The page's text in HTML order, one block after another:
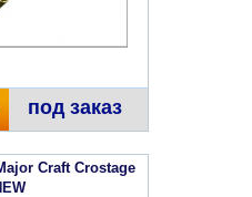
под заказ
Craft Crostage